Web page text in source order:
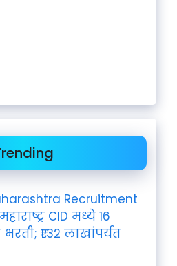
Recruitment
CID मध्ये 16
₹1.32 लाखांपर्यंत